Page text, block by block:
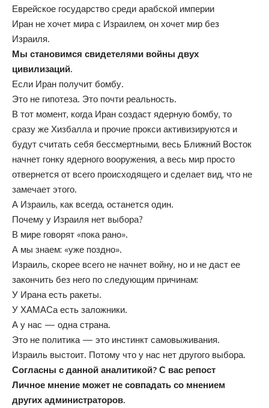
Еврейское государство среди арабской империи
Иран не хочет мира с Израилем, он хочет мир без
Израиля.
Мы становимся свидетелями войны двух
цивилизаций.
Если Иран получит бомбу.
Это не гипотеза. Это почти реальность.
В тот момент, когда Иран создаст ядерную бомбу, то
сразу же Хизбалла и прочие прокси активизируются и
будут считать себя бессмертными, весь Ближний Восток
начнет гонку ядерного вооружения, а весь мир просто
отвернется от всего происходящего и сделает вид, что не
замечает этого.
А Израиль, как всегда, останется один.
Почему у Израиля нет выбора?
В мире говорят «пока рано».
А мы знаем: «уже поздно».
Израиль, скорее всего не начнет войну, но и не даст ее
закончить без него по следующим причинам:
У Ирана есть ракеты.
У ХАМАСа есть заложники.
А у нас — одна страна.
Это не политика — это инстинкт самовыживания.
Израиль выстоит. Потому что у нас нет другого выбора.
Согласны с данной аналитикой? С вас репост
Личное мнение может не совпадать со мнением
других администраторов.